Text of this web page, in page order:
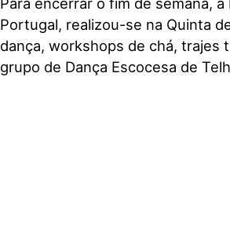
Para encerrar o fim de semana,
Portugal, realizou-se na Quinta
dança, workshops de chá, trajes
grupo de Dança Escocesa de